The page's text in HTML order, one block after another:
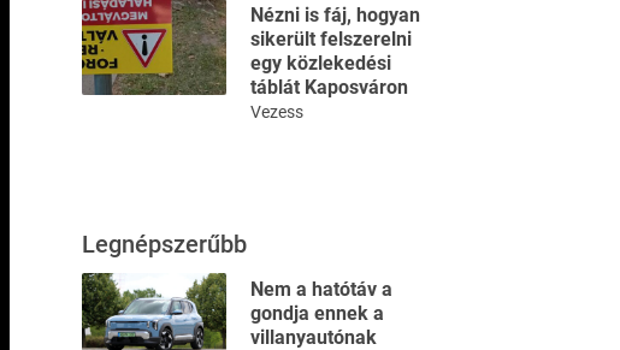
Nézni is fáj, hogyan
sikerült felszerelni
egy közlekedési
táblát Kaposváron
Vezess
Legnépszerűbb
Nem a hatótáv a
gondja ennek a
villanyautónak